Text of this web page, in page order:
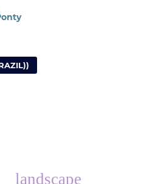
landscape